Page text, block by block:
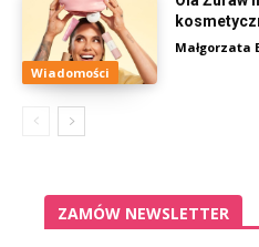
Wiadomości
Małgorzata
ZAMÓW NEWSLETTER